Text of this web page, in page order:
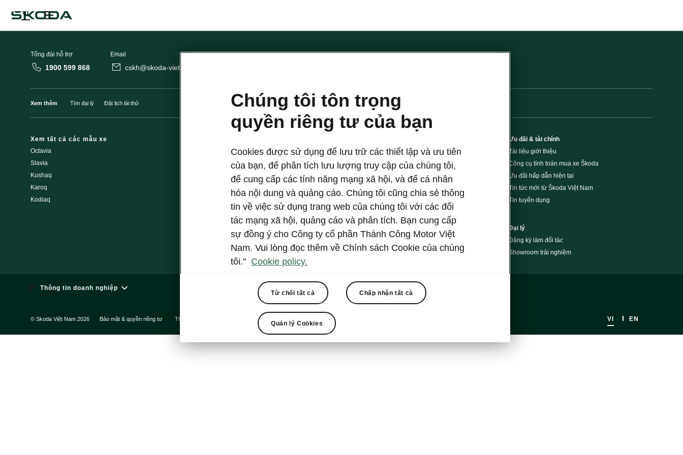
VI
Tổng đài hỗ trợ
1900 599 868
Email
cskh@skoda-vietnam.vn
Xem thêm Tìm đại lý Đặt lịch lái thử
Xem tất cả các mẫu xe
Octavia
Slavia
Kushaq
Karoq
Kodiaq
Chiến dịch thương hiệu
Thương hiệu Škoda
Công ty Škoda Auto
Liên hệ với chúng tôi
Đặt lịch bảo dưỡng
Chiến dịch triệu hồi
Dịch vụ & bảo dưỡng
Chính sách bảo hành
Tìm trung tâm dịch vụ
Ưu đãi & tài chính
Tài liệu giới thiệu
Công cụ tính toán mua xe Škoda
Ưu đãi hấp dẫn hiện tại
Tin tức mới từ Škoda Việt Nam
Tin tuyển dụng
Đại lý
Đăng ký làm đối tác
Showroom trải nghiệm
Thông tin doanh nghiệp
© Skoda Việt Nam 2026 Bảo mật & quyền riêng tư Thông tin pháp lý Chiến dịch triệu hồi VI EN
Chúng tôi tôn trọng
quyền riêng tư của bạn
Cookies được sử dụng để lưu trữ các thiết lập và ưu tiên
của bạn, để phân tích lưu lượng truy cập của chúng tôi,
để cung cấp các tính năng mạng xã hội, và để cá nhân
hóa nội dung và quảng cáo. Chúng tôi cũng chia sẻ thông
tin về việc sử dụng trang web của chúng tôi với các đối
tác mạng xã hội, quảng cáo và phân tích. Bạn cung cấp
sự đồng ý cho Công ty cổ phần Thành Công Motor Việt
Nam. Vui lòng đọc thêm về Chính sách Cookie của chúng
tôi." Cookie policy.
Từ chối tất cả Chấp nhận tất cả
Quản lý Cookies